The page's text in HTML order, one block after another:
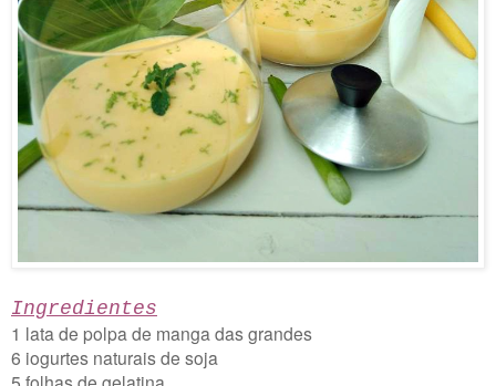
Ingredientes
1 lata de polpa de manga das grandes
6 iogurtes naturais de soja